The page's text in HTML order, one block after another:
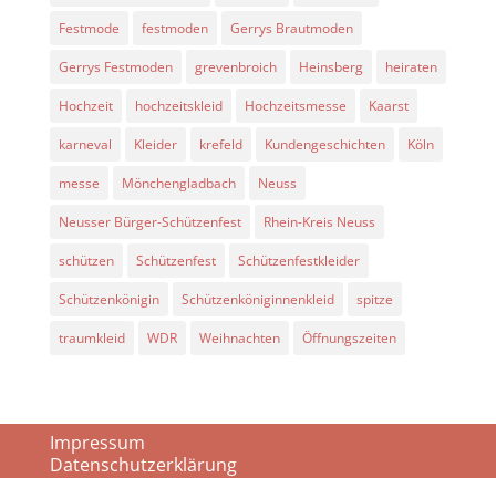
Festmode festmoden Gerrys Brautmoden
Gerrys Festmoden grevenbroich Heinsberg heiraten
Hochzeit hochzeitskleid Hochzeitsmesse Kaarst
karneval Kleider krefeld Kundengeschichten Köln
messe Mönchengladbach Neuss
Neusser Bürger-Schützenfest Rhein-Kreis Neuss
schützen Schützenfest Schützenfestkleider
Schützenkönigin Schützenköniginnenkleid spitze
traumkleid WDR Weihnachten Öffnungszeiten
Impressum
Datenschutzerklärung